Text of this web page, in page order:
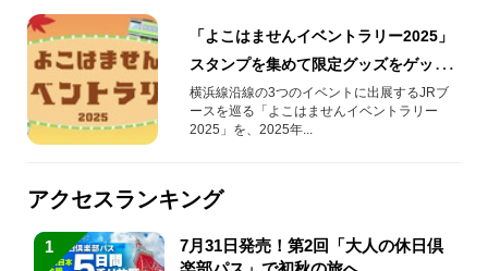
「よこはませんイベントラリー2025」
スタンプを集めて限定グッズをゲット
しよう！
横浜線沿線の3つのイベントに出展するJRブ
ースを巡る「よこはませんイベントラリー
2025」を、2025年...
アクセスランキング
1
7月31日発売！第2回「大人の休日倶